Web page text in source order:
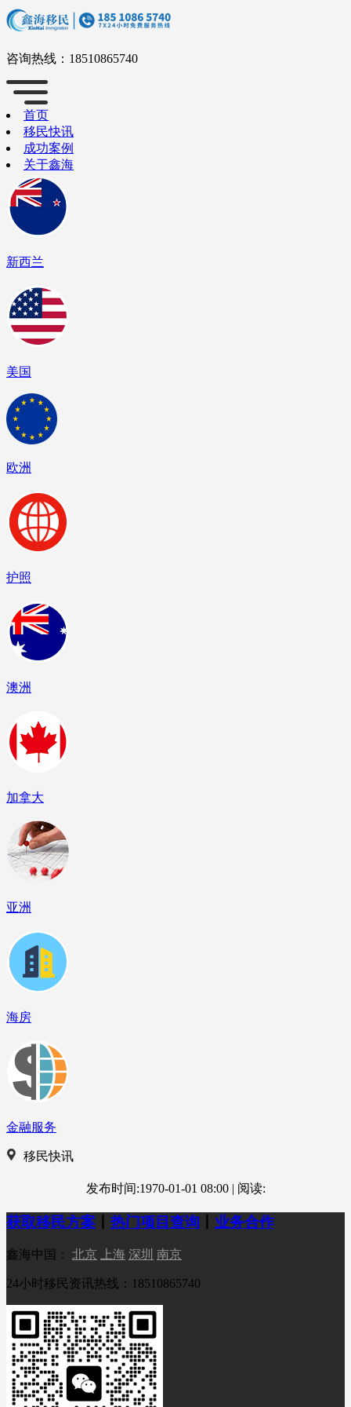
咨询热线： 18510865740
首页
移民快讯
成功案例
关于鑫海
新西兰
美国
欧洲
护照
澳洲
加拿大
亚洲
海房
金融服务
移民快讯
发布时间:1970-01-01 08:00 | 阅读:
获取移民方案 热门项目查询 业务合作
鑫海中国： 北京 上海 深圳 南京
24小时移民资讯热线：18510865740